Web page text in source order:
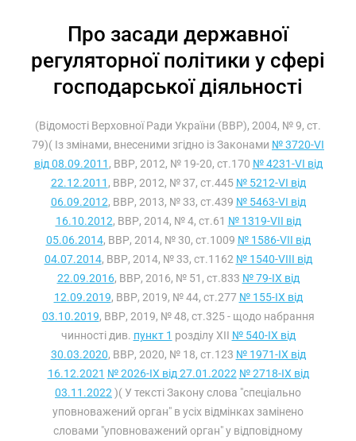
Про засади державної
регуляторної політики у сфері
господарської діяльності
(Відомості Верховної Ради України (ВВР), 2004, № 9, ст.
79)( Із змінами, внесеними згідно із Законами № 3720-VI
від 08.09.2011 , ВВР, 2012, № 19-20, ст.170 № 4231-VI від
22.12.2011 , ВВР, 2012, № 37, ст.445 № 5212-VI від
06.09.2012, ВВР, 2013, № 33, ст.439 № 5463-VI від
16.10.2012, ВВР, 2014, № 4, ст.61 № 1319-VII від
05.06.2014, ВВР, 2014, № 30, ст.1009 № 1586-VII від
04.07.2014, ВВР, 2014, № 33, ст.1162 № 1540-VIII від
22.09.2016, ВВР, 2016, № 51, ст.833 № 79-IX від
12.09.2019, ВВР, 2019, № 44, ст.277 № 155-IX від
03.10.2019, ВВР, 2019, № 48, ст.325 - щодо набрання
чинності див. пункт 1 розділу XII № 540-IX від
30.03.2020, ВВР, 2020, № 18, ст.123 № 1971-IX від
16.12.2021 № 2026-IX від 27.01.2022 № 2718-IX від
03.11.2022 )( У тексті Закону слова "спеціально
уповноважений орган" в усіх відмінках замінено
словами "уповноважений орган" у відповідному